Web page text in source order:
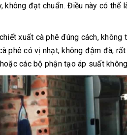
đạt chuẩn. Điều này có thể
xuất cà phê đúng cách,
có vị nhạt, không đậm đà,
các bộ phận tạo áp suất